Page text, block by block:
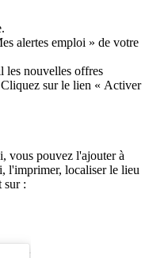
alertes emploi » de votre
les nouvelles offres
sur le lien « Activer
vous pouvez l'ajouter à
l'imprimer, localiser le lieu
sur :